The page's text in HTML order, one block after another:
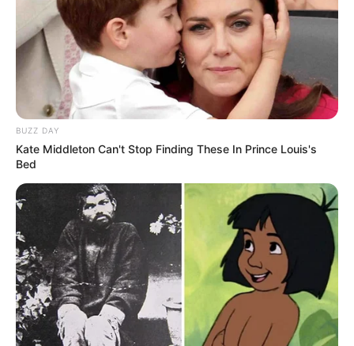
BUZZ DAY
Kate Middleton Can't Stop Finding These In Prince Louis's
Bed